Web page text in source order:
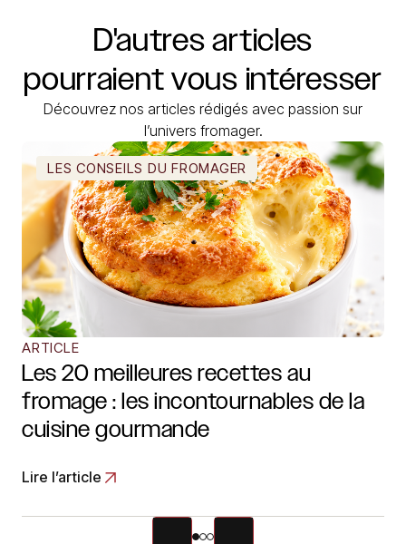
D'autres articles
pourraientvous intéresser
Découvrez nos articles rédigés avec passion sur
l’univers fromager.
LES CONSEILS DU FROMAGER
ARTICLE
Les 20 meilleures recettes au
fromage : les incontournables de la
cuisine gourmande
Lire l’article